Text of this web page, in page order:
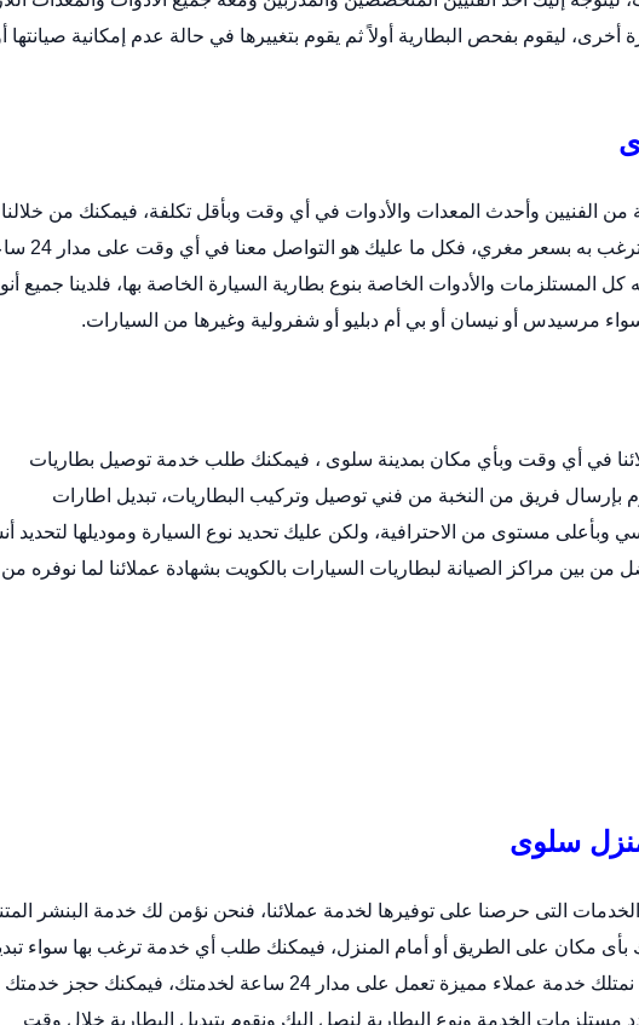
ليقوم بفحص البطارية أولاً ثم يقوم بتغييرها في حالة عدم إمكانية صيانتها
الفنيين وأحدث المعدات والأدوات في أي وقت وبأقل تكلفة، فيمكنك من خلالنا
توصيل بطاريات السيارات بأي حجم ومقاس ترغب به بسعر
المستلزمات والأدوات الخاصة بنوع بطارية السيارة الخاصة بها، فلدينا جميع
مرسيدس أو نيسان أو بي أم دبليو أو شفرولية وغيرها من السيارات.
في أي وقت وبأي مكان بمدينة سلوى ، فيمكنك طلب خدمة توصيل بطاريات
فريق من النخبة من فني توصيل وتركيب البطاريات، تبديل اطارات
وبأعلى مستوى من الاحترافية، ولكن عليك تحديد نوع السيارة وموديلها لتحديد
من بين مراكز الصيانة لبطاريات السيارات بالكويت بشهادة عملائنا لما نوفره من
سلوى
التى حرصنا على توفيرها لخدمة عملائنا، فنحن نؤمن لك خدمة البنشر
بأى مكان على الطريق أو أمام المنزل، فيمكنك طلب أي خدمة ترغب بها سواء
بطارية أو صيانة شاملة أو فحص شامل، حيث نمتلك خدمة عملاء مميزة تعمل على مدار 24 ساعة لخدمتك، فيمكنك حجز خدمتك
مستلزمات الخدمة ونوع البطارية لنصل إليك ونقوم بتبديل البطارية خلال وقت